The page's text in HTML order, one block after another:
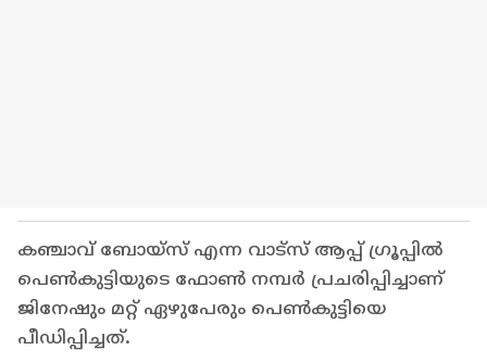
കഞ്ചാവ് ബോയ്സ് എന്ന വാട്സ് ആപ്പ് ഗ്രൂപ്പിൽ
പെൺകുട്ടിയുടെ ഫോൺ നമ്പര്‍ പ്രചരിപ്പിച്ചാണ്
ജിനേഷും മറ്റ് ഏഴുപേരും പെൺകുട്ടിയെ
പീഡിപ്പിച്ചത്.